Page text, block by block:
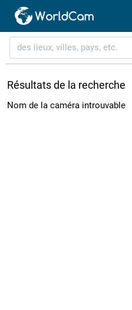
Résultats de la recherche
Nom de la caméra introuvable